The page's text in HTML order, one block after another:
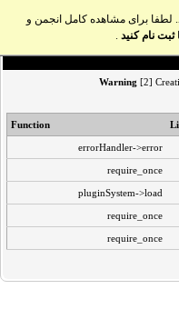
لطفا برای مشاهده کامل انجمن و
ثبت نام کنید .
Warning [2]
Function
errorHandler->error
require_once
pluginSystem->load
require_once
require_once